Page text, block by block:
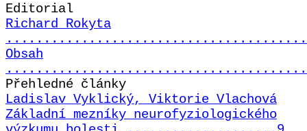
Editorial
Richard Rokyta
Obsah
Přehledné články
Ladislav Vyklický, Viktorie Vlachová
Základní mezníky neurofyziologického